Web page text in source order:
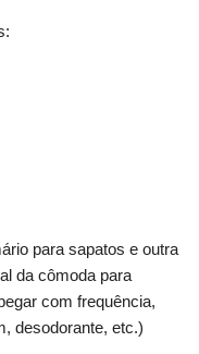
para sapatos e outra
da cômoda para
com frequência,
desodorante, etc.)